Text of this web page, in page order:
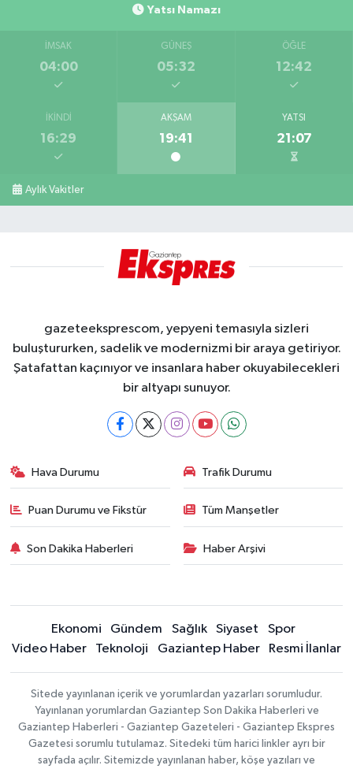
Yatsı Namazı
İMSAK
04:00
GÜNEŞ
05:32
ÖĞLE
12:42
İKINDI
16:29
AKŞAM
19:41
YATSI
21:07
Aylık Vakitler
gazeteeksprescom, yepyeni temasıyla sizleri
buluştururken, sadelik ve modernizmi bir araya getiriyor.
Şatafattan kaçınıyor ve insanlara haber okuyabilecekleri
bir altyapı sunuyor.
Hava Durumu Trafik Durumu
Puan Durumu ve Fikstür Tüm Manşetler
Son Dakika Haberleri Haber Arşivi
Ekonomi Gündem Sağlık Siyaset
Spor
Video Haber
Teknoloji Gaziantep Haber Resmi İlanlar
Sitede yayınlanan içerik ve yorumlardan yazarları sorumludur.
Yayınlanan yorumlardan Gaziantep Son Dakika Haberleri ve
Gaziantep Haberleri - Gaziantep Gazeteleri - Gaziantep Ekspres
Gazetesi sorumlu tutulamaz. Sitedeki tüm harici linkler ayrı bir
sayfada açılır. Sitemizde yayınlanan haber, köşe yazıları ve